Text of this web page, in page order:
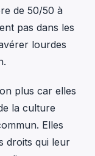
de 50/50 à
pas dans les
lourdes
plus car elles
la culture
Elles
droits qui leur